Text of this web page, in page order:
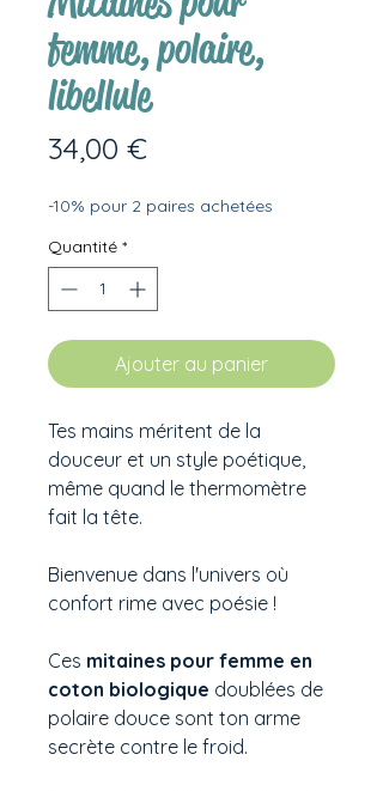
femme, polaire,
libellule
34,00 €Prix
-10% pour 2 paires achetées
Quantité *
Ajouter au panier
Tes mains méritent de la
douceur et un style poétique,
même quand le thermomètre
fait la tête.
Bienvenue dans l'univers où
confort rime avec poésie !
Ces mitaines pour femme en
coton biologique doublées de
polaire douce sont ton arme
secrète contre le froid.